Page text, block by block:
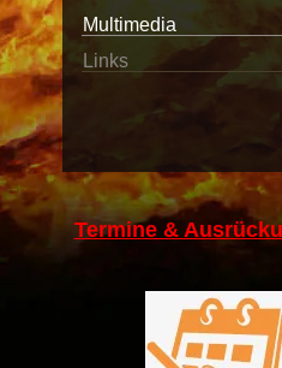
Multimedia
Links
Termine &